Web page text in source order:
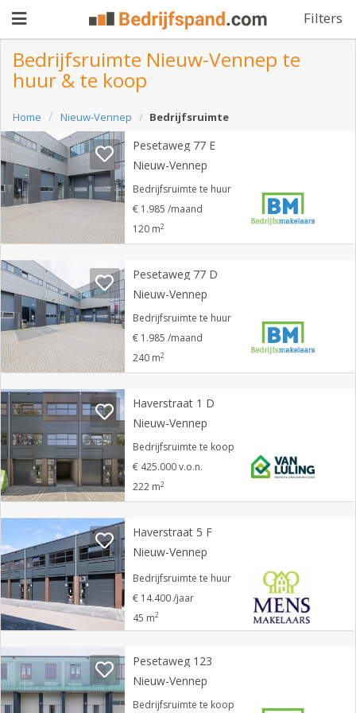
Filters
aanbieden
Pand
zoeken
Waarom
adverteren
adverteren
Registreren
Login
Bedrijfsruimte Nieuw-Vennep te
huur & te koop
Home Nieuw-Vennep Bedrijfsruimte
Pesetaweg 77 E
Nieuw-Vennep
Bedrijfsruimte te huur
€ 1.985 /maand
120 m2
Pesetaweg 77 D
Nieuw-Vennep
Bedrijfsruimte te huur
€ 1.985 /maand
240 m2
Haverstraat 1 D
Nieuw-Vennep
Bedrijfsruimte te koop
€ 425.000 v.o.n.
222 m2
Haverstraat 5 F
Nieuw-Vennep
Bedrijfsruimte te huur
€ 14.400 /jaar
45 m2
Pesetaweg 123
Nieuw-Vennep
Bedrijfsruimte te koop